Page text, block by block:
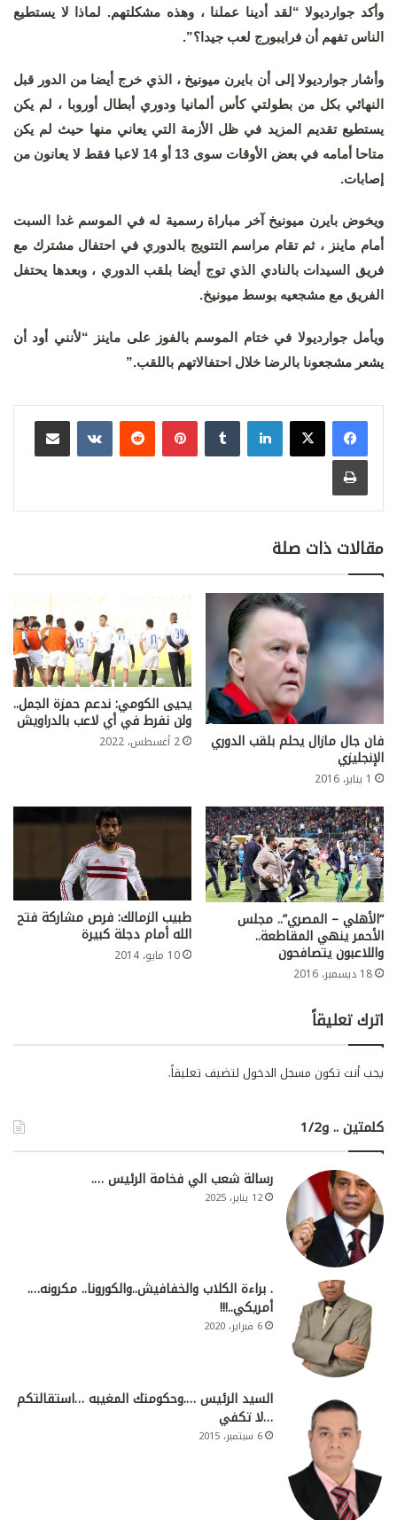
وأكد جوارديولا “لقد أدينا عملنا ، وهذه مشكلتهم. لماذا لا يستطيع
الناس تفهم أن فرايبورج لعب جيدا؟”.
وأشار جوارديولا إلى أن بايرن ميونيخ ، الذي خرج أيضا من الدور قبل
النهائي بكل من بطولتي كأس ألمانيا ودوري أبطال أوروبا ، لم يكن
يستطيع تقديم المزيد في ظل الأزمة التي يعاني منها حيث لم يكن
متاحا أمامه في بعض الأوقات سوى 13 أو 14 لاعبا فقط لا يعانون من
إصابات.
ويخوض بايرن ميونيخ آخر مباراة رسمية له في الموسم غدا السبت
أمام ماينز ، ثم تقام مراسم التتويج بالدوري في احتفال مشترك مع
فريق السيدات بالنادي الذي توج أيضا بلقب الدوري ، وبعدها يحتفل
الفريق مع مشجعيه بوسط ميونيخ.
ويأمل جوارديولا في ختام الموسم بالفوز على ماينز “لأنني أود أن
يشعر مشجعونا بالرضا خلال احتفالاتهم باللقب.”
لينكدإن بينتيريست
مشاركة عبر البريد
طباعة
مقالات ذات صلة
فان جال مازال يحلم بلقب الدوري
الإنجليزي
1 يناير، 2016
يحيى الكومي: ندعم حمزة الجمل..
ولن نفرط في أي لاعب بالدراويش
2 أغسطس، 2022
“الأهلي – المصري”.. مجلس
الأحمر ينهي المقاطعة..
واللاعبون يتصافحون
18 ديسمبر، 2016
طبيب الزمالك: فرص مشاركة فتح
الله أمام دجلة كبيرة
10 مايو، 2014
اترك تعليقاً
يجب أنت تكون مسجل الدخول لتضيف تعليقاً.
كلمتين .. و1/2
رسالة شعب الي فخامة الرئيس ….
12 يناير، 2025
. براءة الكلاب والخفافيش..والكورونا.. مكرونه….
أمريكي..!!!
6 فبراير، 2020
السيد الرئيس ….وحكومتك المغيبه …استقالتكم
…لا تكفي
6 سبتمبر، 2015